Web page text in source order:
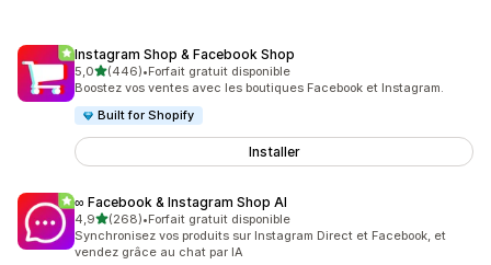
Instagram Shop & Facebook Shop
5,0étoile(s) sur 5
(446)
446 avis au total
•Forfait gratuit disponible
Boostez vos ventes avec les boutiques Facebook et Instagram.
Built for Shopify
Installer
∞ Facebook & Instagram Shop AI
4,9étoile(s) sur 5
(268)
268 avis au total
•Forfait gratuit disponible
Synchronisez vos produits sur Instagram Direct et Facebook, et
vendez grâce au chat par IA